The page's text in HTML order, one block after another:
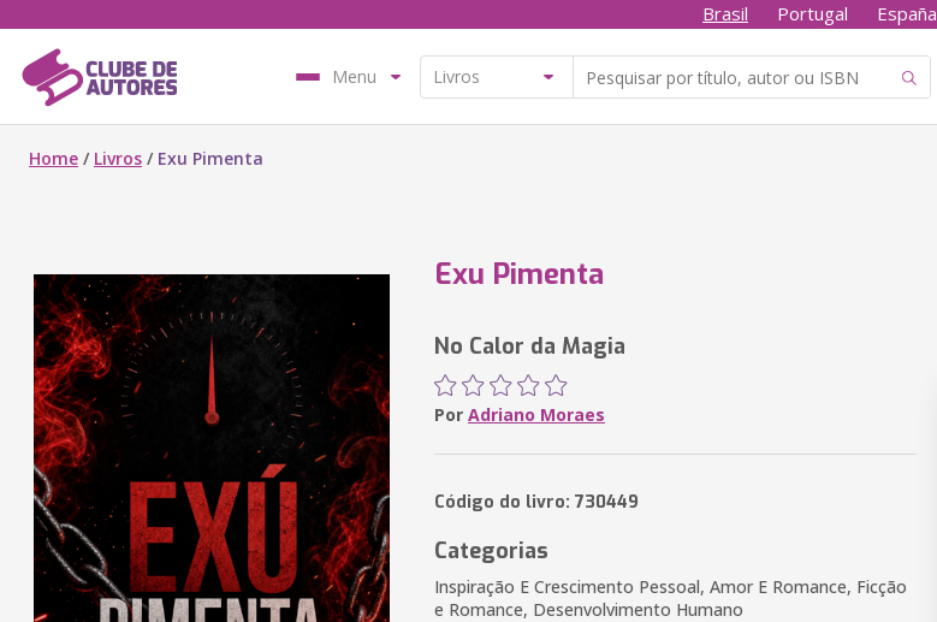
Brasil Portugal España
Menu
Home / Livros / Exu Pimenta
Exu Pimenta
No Calor da Magia
Por Adriano Moraes
Código do livro: 730449
Categorias
Inspiração E Crescimento Pessoal, Amor E Romance, Ficção
e Romance, Desenvolvimento Humano